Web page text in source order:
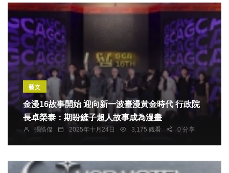
藝文
金漫16故事開始 迎向新一波臺漫黃金時代 行政院
長卓榮泰：期盼鏟子超人故事成為漫畫
張皓傑 2025年十月24日 3,175 觀看 0 分享